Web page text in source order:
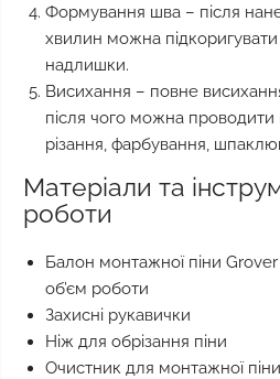
Формування шва – після
хвилин можна
надлишки.
Висихання – повне
після чого можна проводити
різання, фарбування,
Матеріали та
роботи
Балон монтажної піни
об’єм роботи
Захисні рукавички
Ніж для обрізання піни
Очистник для монтажної